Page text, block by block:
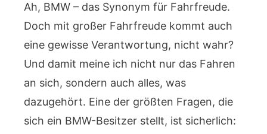
Ah, BMW – das Synonym für Fahrfreude.
Doch mit großer Fahrfreude kommt auch
eine gewisse Verantwortung, nicht wahr?
Und damit meine ich nicht nur das Fahren
an sich, sondern auch alles, was
dazugehört. Eine der größten Fragen, die
sich ein BMW-Besitzer stellt, ist sicherlich: